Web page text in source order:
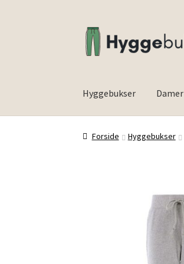
Spring
til
Spring
til
Hyggebukser Damer
Forside Inspiration
Forside Hyggebukser